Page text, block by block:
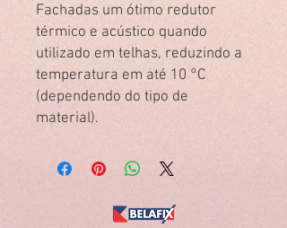
Fachadas um ótimo redutor
térmico e acústico quando
utilizado em telhas, reduzindo a
temperatura em até 10 °C
(dependendo do tipo de
material).